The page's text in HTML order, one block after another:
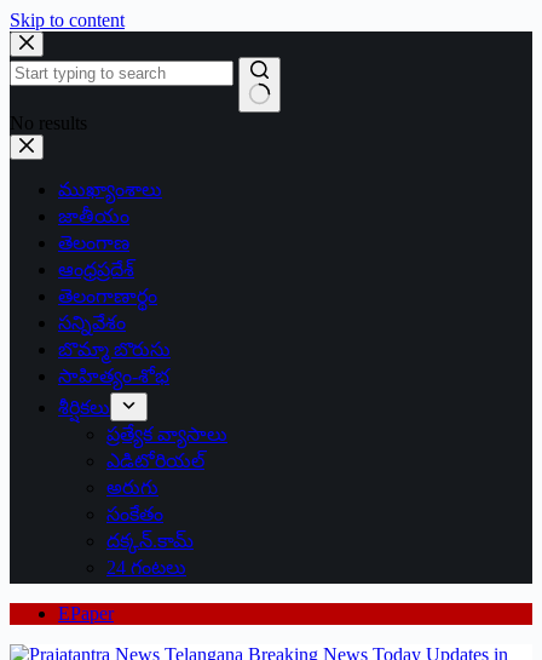
Skip to content
No results
ముఖ్యాంశాలు
జాతీయం
తెలంగాణ
ఆంధ్రప్రదేశ్
తెలంగాణార్థం
సన్నివేశం
బొమ్మా బొరుసు
సాహిత్యం-శోభ
శీర్షికలు
ప్రత్యేక వ్యాసాలు
ఎడిటోరియల్
అరుగు
సంకేతం
దక్కన్.కామ్
24 గంటలు
EPaper